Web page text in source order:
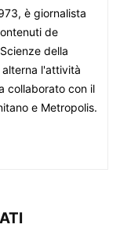
è giornalista
de
della
l'attività
collaborato con il
e Metropolis.